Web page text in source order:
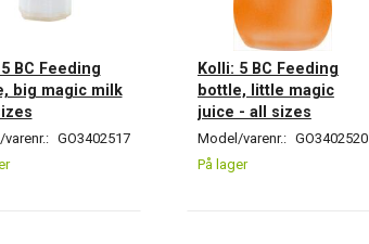
BC Feeding
big magic milk
GO3402517
Kolli: 5 BC Feeding
bottle, little magic
juice - all sizes
Model/varenr.: GO3402520
På lager